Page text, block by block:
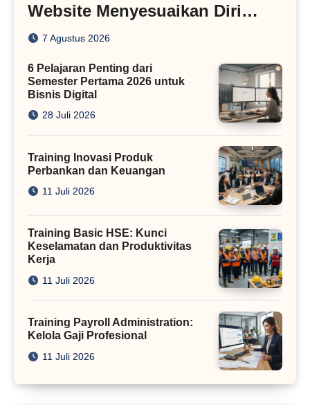
Website Menyesuaikan Diri
dengan Algoritma SEO Masa
7 Agustus 2026
6 Pelajaran Penting dari
Semester Pertama 2026 untuk
Bisnis Digital
28 Juli 2026
Training Inovasi Produk
Perbankan dan Keuangan
11 Juli 2026
Training Basic HSE: Kunci
Keselamatan dan Produktivitas
Kerja
11 Juli 2026
Training Payroll Administration:
Kelola Gaji Profesional
11 Juli 2026